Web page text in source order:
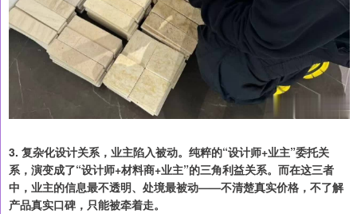
3. 复杂化设计关系，业主陷入被动。纯粹的“设计师+业主”委托关
系，演变成了“设计师+材料商+业主”的三角利益关系。而在这三者
中，业主的信息最不透明、处境最被动——不清楚真实价格，不了解
产品真实口碑，只能被牵着走。